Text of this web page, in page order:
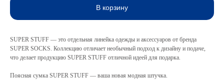
В корзину
SUPER STUFF — это отдельная линейка одежды и аксессуаров от бренда
SUPER SOCKS. Коллекцию отличает необычный подход к дизайну и подаче,
что делает продукцию SUPER STUFF отличной идеей для подарка.
Поясная сумка SUPER STUFF — ваша новая модная штучка.